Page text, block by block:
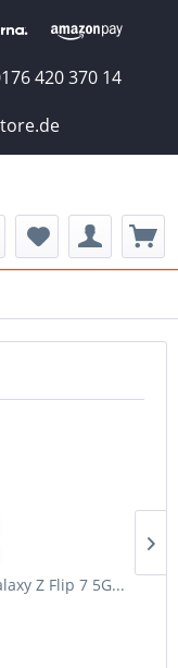
420 370 14
Z Flip 7 5G...